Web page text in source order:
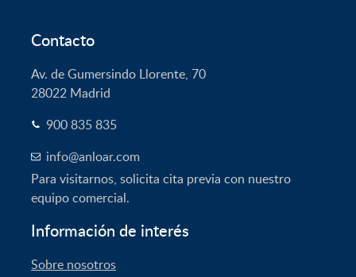
Contacto
Av. de Gumersindo Llorente, 70
28022 Madrid
900 835 835
info@anloar.com
Para visitarnos, solicita cita previa con nuestro
equipo comercial.
Información de interés
Sobre nosotros